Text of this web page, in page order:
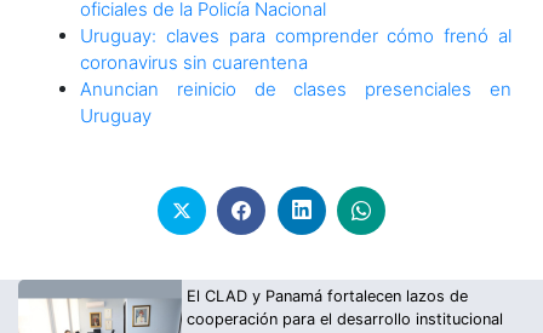
oficiales de la Policía Nacional
Uruguay: claves para comprender cómo frenó al
coronavirus sin cuarentena
Anuncian reinicio de clases presenciales en
Uruguay
El CLAD y Panamá fortalecen lazos de
cooperación para el desarrollo institucional